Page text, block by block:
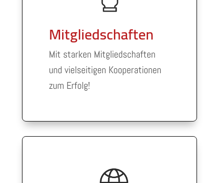
Mitgliedschaften
Mit starken Mitgliedschaften
und vielseitigen Kooperationen
zum Erfolg!